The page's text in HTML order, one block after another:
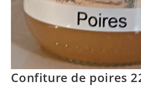
Confiture de poires